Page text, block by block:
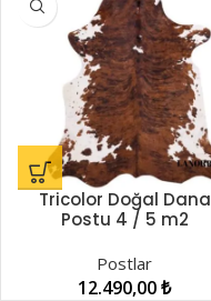
Tricolor Doğal Dana
Postu 4 / 5 m2
Postlar
12.490,00₺